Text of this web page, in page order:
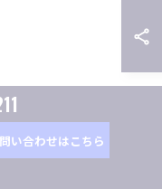
い合わせはこちら